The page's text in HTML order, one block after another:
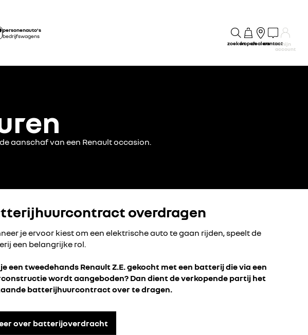
personenauto's
bedrijfswagens
zoekenkopendealerscontactmijn
account
aanschaf van een Renault occasion.
overdragen
je ervoor kiest om een elektrische auto te gaan rijden, speelt de
een belangrijke rol.
een tweedehands Renault Z.E. gekocht met een batterij die via een
wordt aangeboden? Dan dient de verkopende partij het
batterijhuurcontract over te dragen.
over batterijoverdracht